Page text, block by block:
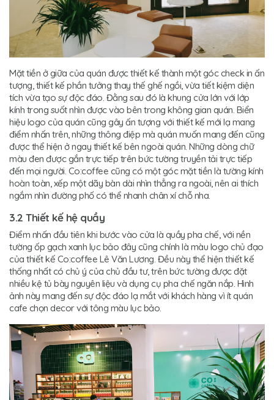
Mặt tiền ở giữa của quán được thiết kế thành một góc check in ấn
tượng, thiết kế phần tưởng thay thế ghế ngồi, vừa tiết kiệm diện
tích vừa tạo sự độc đáo. Đằng sau đó là khung cửa lớn với lớp
kính trong suốt nhìn được vào bên trong không gian quán. Biển
hiệu logo của quán cũng gây ấn tượng với thiết kế mới lạ mang
điểm nhấn trên, những thông điệp mà quán muốn mang đến cũng
được thể hiện ở ngay thiết kế bên ngoài quán. Những dòng chữ
màu đen được gắn trực tiếp trên bức tường truyền tải trực tiếp
đến mọi người. Co:coffee cũng có một góc mặt tiền là tường kính
hoàn toàn, xếp một dãy bàn dài nhìn thẳng ra ngoài, nên ai thích
ngắm nhìn đường phố có thể nhanh chân xí chỗ nha.
3.2 Thiết kế hệ quầy
Điểm nhấn đầu tiên khi bước vào cửa là quầy pha chế, với nền
tường ốp gạch xanh lục bảo đây cũng chính là màu logo chủ đạo
của thiết kế Co:coffee Lê Văn Lương. Đều này thể hiện thiết kế
thống nhất có chủ ý của chủ đầu tư, trên bức tường được đặt
nhiều kệ tủ bày nguyên liệu và dụng cụ pha chế ngăn nắp. Hình
ảnh này mang đến sự độc đáo lạ mắt với khách hàng vì ít quán
cafe chọn decor với tông màu lục bảo.